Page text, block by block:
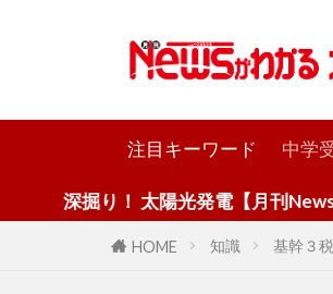
注目キーワード 中学
！ 太陽光発電【月刊Newsがわかる９
HOME 知識 基幹３